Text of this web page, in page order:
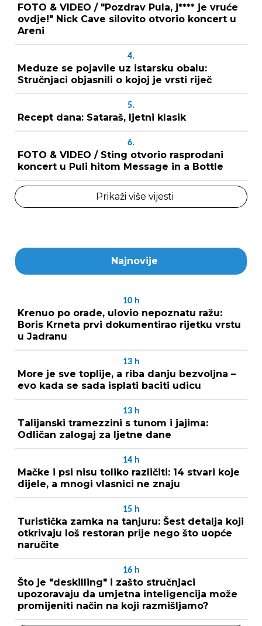
FOTO & VIDEO / "Pozdrav Pula, j**** je vruće
ovdje!" Nick Cave silovito otvorio koncert u
Areni
4.
Meduze se pojavile uz istarsku obalu:
Stručnjaci objasnili o kojoj je vrsti riječ
5.
Recept dana: Sataraš, ljetni klasik
6.
FOTO & VIDEO / Sting otvorio rasprodani
koncert u Puli hitom Message in a Bottle
Prikaži više vijesti
Najnovije
10 h
Krenuo po orade, ulovio nepoznatu ražu:
Boris Krneta prvi dokumentirao rijetku vrstu
u Jadranu
13 h
More je sve toplije, a riba danju bezvoljna –
evo kada se sada isplati baciti udicu
13 h
Talijanski tramezzini s tunom i jajima:
Odličan zalogaj za ljetne dane
14 h
Mačke i psi nisu toliko različiti: 14 stvari koje
dijele, a mnogi vlasnici ne znaju
15 h
Turistička zamka na tanjuru: Šest detalja koji
otkrivaju loš restoran prije nego što uopće
naručite
16 h
Što je "deskilling" i zašto stručnjaci
upozoravaju da umjetna inteligencija može
promijeniti način na koji razmišljamo?